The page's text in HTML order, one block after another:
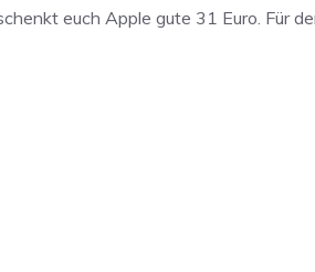
euch Apple gute 31 Euro. Für